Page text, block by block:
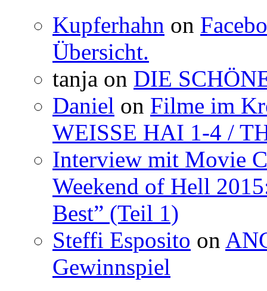
Kupferhahn on
Übersicht.
tanja on DIE
Daniel on Filme im
WEISSE HAI 1-4 /
Interview mit Movie
Weekend of Hell
Best” (Teil 1)
Steffi Esposito on
Gewinnspiel